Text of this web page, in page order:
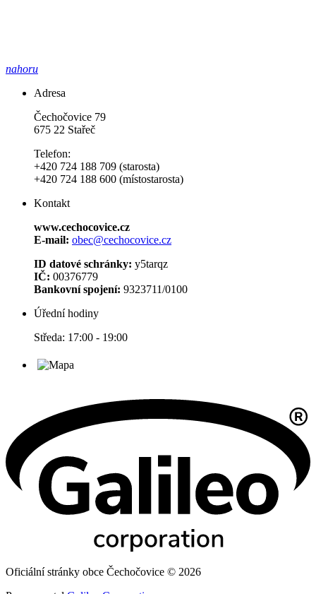
nahoru
Adresa
Čechočovice 79
675 22 Stařeč
Telefon:
+420 724 188 709 (starosta)
+420 724 188 600 (místostarosta)
Kontakt
www.cechocovice.cz
E-mail: obec@cechocovice.cz
ID datové schránky: y5tarqz
IČ: 00376779
Bankovní spojení: 9323711/0100
Úřední hodiny
Středa: 17:00 - 19:00
Oficiální stránky obce Čechočovice © 2026